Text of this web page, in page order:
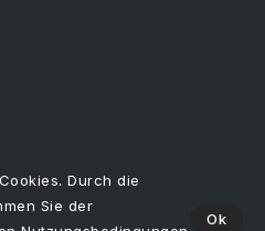
Durch die
Sie der
Ok